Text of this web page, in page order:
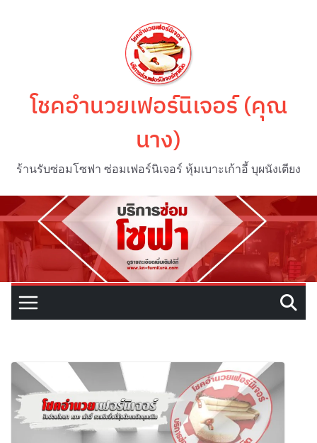
โชคอำนวยเฟอร์นิเจอร์ (คุณ
นาง)
ร้านรับซ่อมโซฟา ซ่อมเฟอร์นิเจอร์ หุ้มเบาะเก้าอี้ บุผนังเตียง